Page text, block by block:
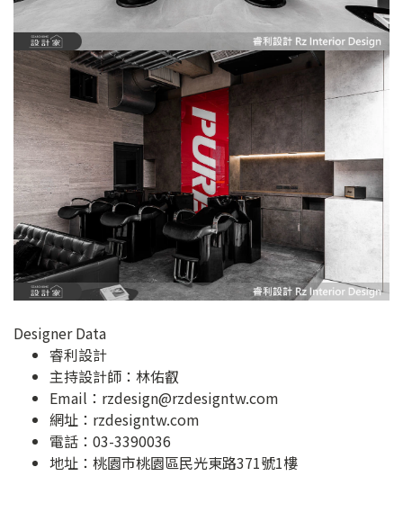
Designer Data
睿利設計
主持設計師：林佑叡
Email： rzdesign@rzdesigntw.com
網址： rzdesigntw.com
電話：03-3390036
地址： 桃園市桃園區民光東路371號1樓